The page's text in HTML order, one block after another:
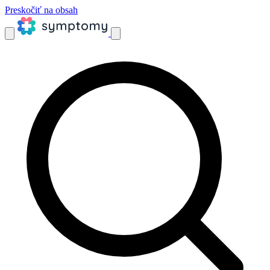
Preskočiť na obsah